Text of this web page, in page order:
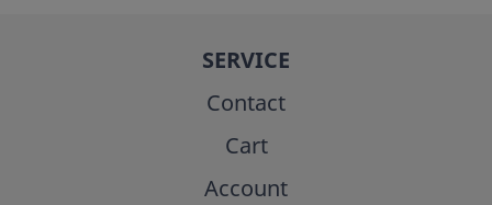
SERVICE
Contact
Cart
Account